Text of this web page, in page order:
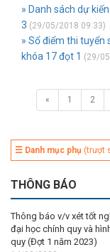
» Danh sách dự
3 (29/05/2018 09:33)
» Sổ điểm thi tuyển
khóa 17 đọt 1 (29/
« 1 2
☰ Danh mục phụ (trượt
THÔNG BÁO
Thông báo v/v xét tốt
đại học chính quy và
quy (Đợt 1 năm 2023)